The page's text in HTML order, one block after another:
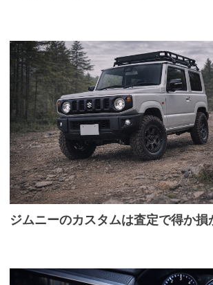
ジムニーのカスタムは査定で得か損